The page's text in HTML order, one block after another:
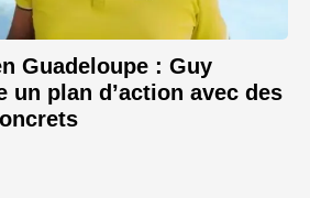
Guadeloupe : Guy
un plan d’action avec des